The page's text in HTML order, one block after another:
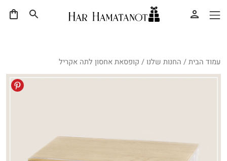
עמוד הבית/ החנות שלנו / קופסאת אחסון לתה אקריל